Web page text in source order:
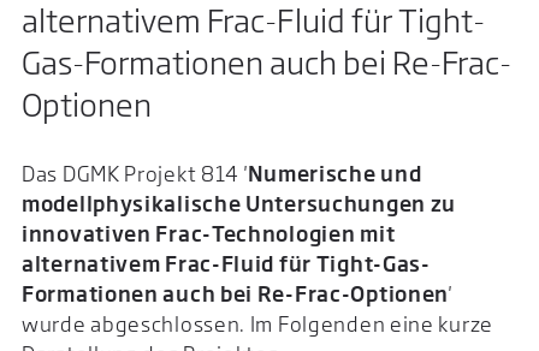
alternativem Frac-Fluid für Tight-
Gas-Formationen auch bei Re-Frac-
Optionen
Das DGMK Projekt 814 'Numerische und
modellphysikalische Untersuchungen zu
innovativen Frac-Technologien mit
alternativem Frac-Fluid für Tight-Gas-
Formationen auch bei Re-Frac-Optionen'
wurde abgeschlossen. Im Folgenden eine kurze